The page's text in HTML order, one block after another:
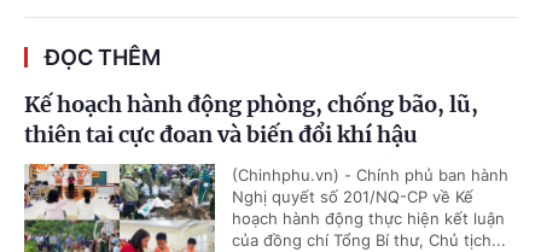
ĐỌC THÊM
Kế hoạch hành động phòng, chống bão, lũ,
thiên tai cực đoan và biến đổi khí hậu
(Chinhphu.vn) - Chính phủ ban hành
Nghị quyết số 201/NQ-CP về Kế
hoạch hành động thực hiện kết luận
của đồng chí Tổng Bí thư, Chủ tịch...